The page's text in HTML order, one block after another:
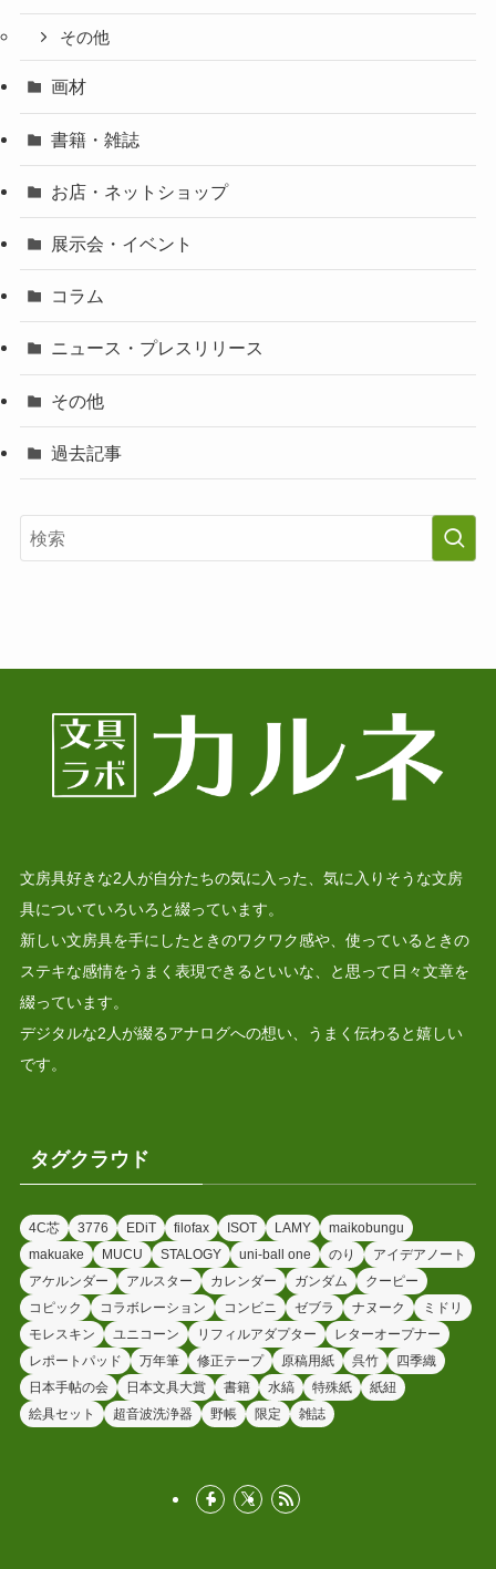
その他
画材
書籍・雑誌
お店・ネットショップ
展示会・イベント
コラム
ニュース・プレスリリース
その他
過去記事
文房具好きな2人が自分たちの気に入った、気に入りそうな文房
具についていろいろと綴っています。
新しい文房具を手にしたときのワクワク感や、使っているときの
ステキな感情をうまく表現できるといいな、と思って日々文章を
綴っています。
デジタルな2人が綴るアナログへの想い、うまく伝わると嬉しい
です。
タグクラウド
4C芯 3776 EDiT filofax ISOT LAMY
maikobungu
makuake
MUCU STALOGY uni-ball one のり
アイデアノート
アケルンダー
アルスター カレンダー ガンダム
クーピー
コピック
コラボレーション コンビニ ゼブラ ナヌーク
ミドリ
モレスキン
ユニコーン リフィルアダプター
レターオープナー
レポートパッド
万年筆 修正テープ 原稿用紙 呉竹
四季織
日本手帖の会
日本文具大賞 書籍 水縞 特殊紙
紙紐
絵具セット
超音波洗浄器 野帳 限定 雑誌